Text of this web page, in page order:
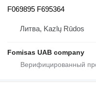
F069895 F695364
Литва, Kazlų Rūdos
Fomisas UAB company